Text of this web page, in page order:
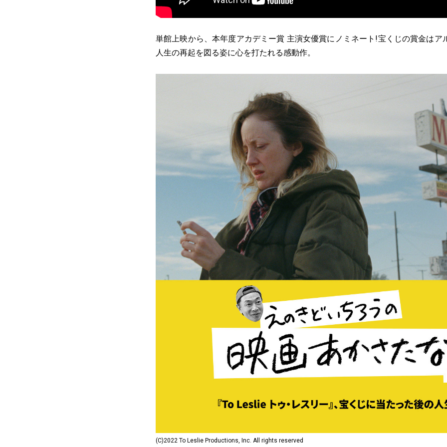
単館上映から、本年度アカデミー賞 主演女優賞にノミネート!宝くじの賞金はア
人生の再起を図る姿に心を打たれる感動作。
(C)2022 To Leslie Productions, Inc. All rights reserved